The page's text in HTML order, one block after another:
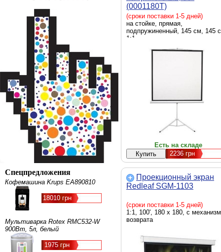
Спецпредложения
Кофемашина Krups EA890810
18010 грн
Мультиварка Rotex RMC532-W
900Вт, 5л, белый
1975 грн
(0001180T)
(сроки поставки 1-5 дней)
на стойке, прямая,
подпружиненный, 145 см, 145
1:1
Есть на складе
2236 грн
Проекционный экран
Redleaf SGM-1103
(сроки поставки 1-5 дней)
1:1, 100', 180 x 180, с
возврата